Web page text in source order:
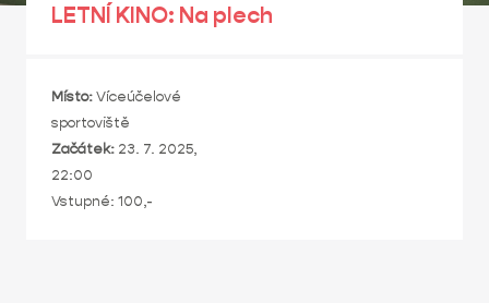
LETNÍ KINO: Na plech
Místo:Víceúčelové
sportoviště
Začátek: 23. 7. 2025,
22:00
Vstupné: 100,-